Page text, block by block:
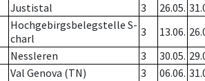
Justistal 3 26.05.
Hochgebirgsbelegstelle S-
charl
3 13.06.
Nessleren 3 30.05.
Val Genova (TN) 3 06.06.